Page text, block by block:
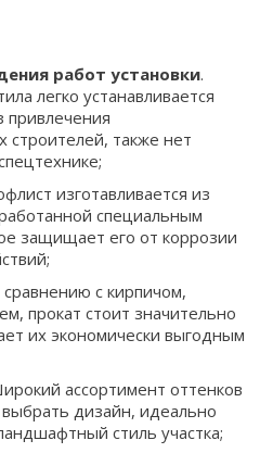
работ установки.
легко устанавливается
привлечения
строителей, также нет
изготавливается из
специальным
защищает его от коррозии
с кирпичом,
прокат стоит значительно
их экономически выгодным
ассортимент оттенков
дизайн, идеально
стиль участка;